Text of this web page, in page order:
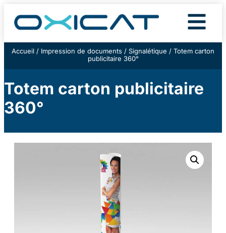
Accueil / Impression de documents / Signalétique / Totem carton
publicitaire 360°
Totem carton publicitaire
360°